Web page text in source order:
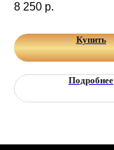
8 250 р.
Купить
Подробнее